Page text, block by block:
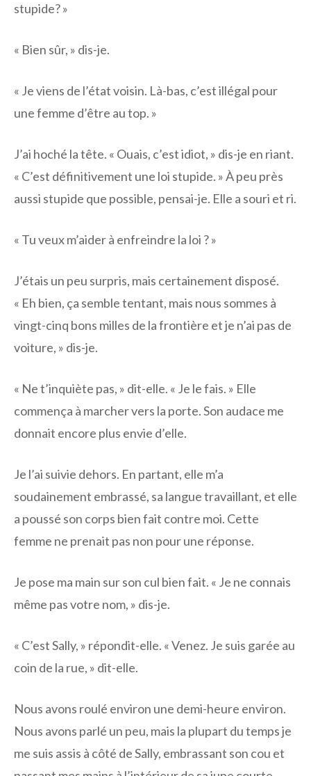
stupide? »
« Bien sûr, » dis-je.
« Je viens de l’état voisin. Là-bas, c’est illégal pour
une femme d’être au top. »
J’ai hoché la tête. « Ouais, c’est idiot, » dis-je en riant.
« C’est définitivement une loi stupide. » À peu près
aussi stupide que possible, pensai-je. Elle a souri et ri.
« Tu veux m’aider à enfreindre la loi ? »
J’étais un peu surpris, mais certainement disposé.
« Eh bien, ça semble tentant, mais nous sommes à
vingt-cinq bons milles de la frontière et je n’ai pas de
voiture, » dis-je.
« Ne t’inquiète pas, » dit-elle. « Je le fais. » Elle
commença à marcher vers la porte. Son audace me
donnait encore plus envie d’elle.
Je l’ai suivie dehors. En partant, elle m’a
soudainement embrassé, sa langue travaillant, et elle
a poussé son corps bien fait contre moi. Cette
femme ne prenait pas non pour une réponse.
Je pose ma main sur son cul bien fait. « Je ne connais
même pas votre nom, » dis-je.
« C’est Sally, » répondit-elle. « Venez. Je suis garée au
coin de la rue, » dit-elle.
Nous avons roulé environ une demi-heure environ.
Nous avons parlé un peu, mais la plupart du temps je
me suis assis à côté de Sally, embrassant son cou et